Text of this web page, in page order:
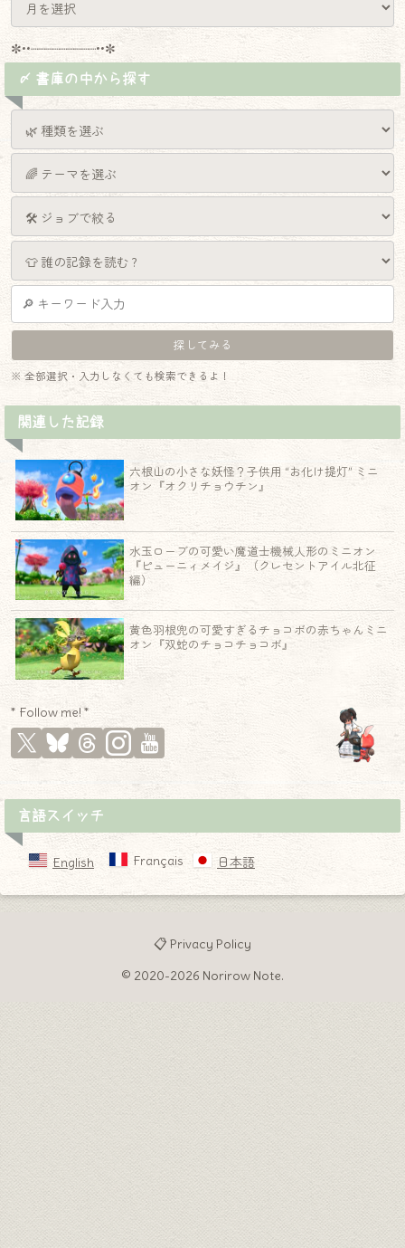
✼••┈┈┈┈┈┈┈┈┈••✼
〆 書庫の中から探す
※ 全部選択・入力しなくても検索できるよ！
関連した記録
六根山の小さな妖怪？子供用 “お化け提灯” ミニ
オン『オクリチョウチン』
水玉ローブの可愛い魔道士機械人形のミニオン
『ピューニィメイジ』（クレセントアイル北征
編）
黄色羽根兜の可愛すぎるチョコボの赤ちゃんミニ
オン『双蛇のチョコチョコボ』
* Follow me! *
言語スイッチ
English Français 日本語
📋 Privacy Policy
© 2020-2026 Norirow Note.